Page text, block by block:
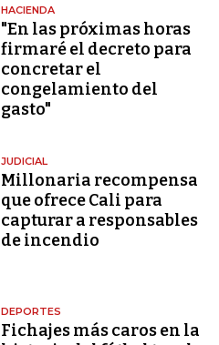
HACIENDA
"En las próximas horas
firmaré el decreto para
concretar el
congelamiento del
gasto"
JUDICIAL
Millonaria recompensa
que ofrece Cali para
capturar a responsables
de incendio
DEPORTES
Fichajes más caros en la